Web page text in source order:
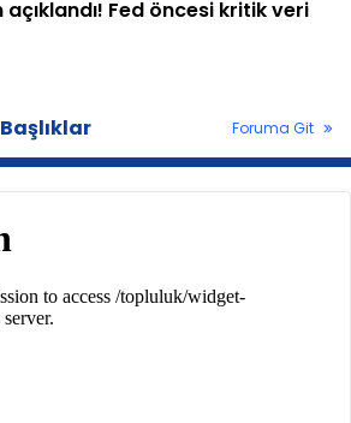
Fed öncesi kritik veri
Foruma Git